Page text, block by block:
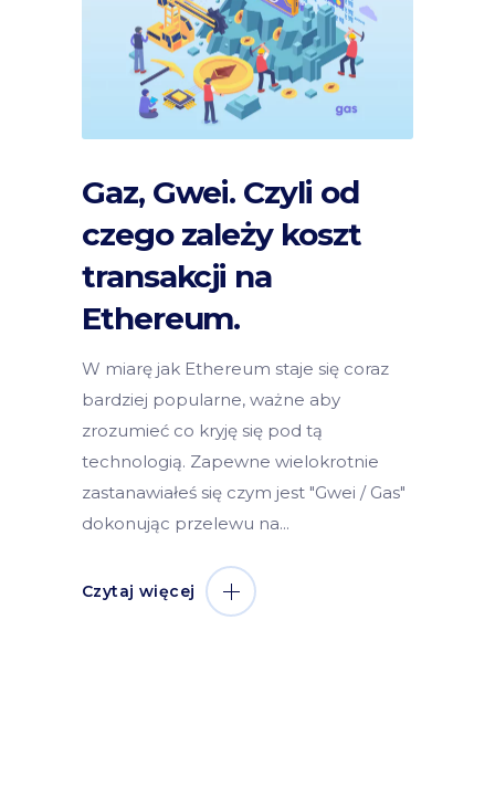
Gaz, Gwei. Czyli od
czego zależy koszt
transakcji na
Ethereum.
W miarę jak Ethereum staje się coraz
bardziej popularne, ważne aby
zrozumieć co kryję się pod tą
technologią. Zapewne wielokrotnie
zastanawiałeś się czym jest "Gwei / Gas"
dokonując przelewu na
Czytaj więcej